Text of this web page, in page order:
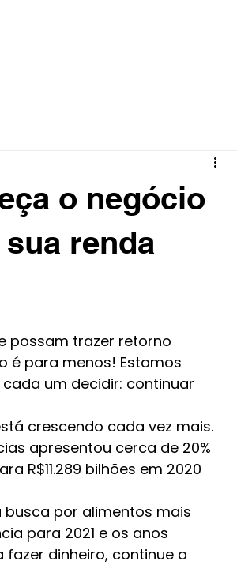
o negócio
renda
possam trazer retorno
é para menos! Estamos
um decidir: continuar
crescendo cada vez mais.
apresentou cerca de 20%
R$11.289 bilhões em 2020
busca por alimentos mais
para 2021 e os anos
fazer dinheiro, continue a